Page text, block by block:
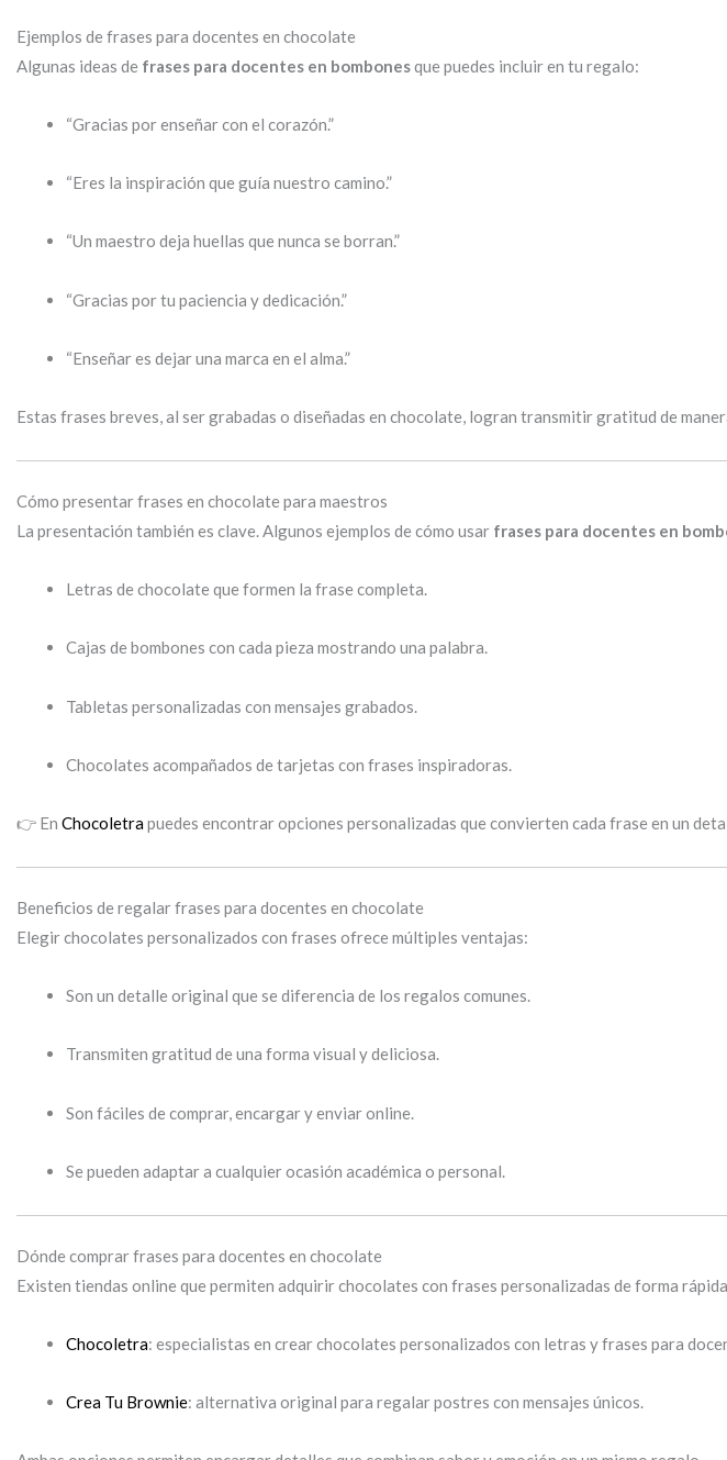
Ejemplos de frases para docentes en chocolate
Algunas ideas de frases para docentes en bombonesque puedes incluir en tu regalo:
“Gracias por enseñar con el corazón.”
“Eres la inspiración que guía nuestro camino.”
“Un maestro deja huellas que nunca se borran.”
“Gracias por tu paciencia y dedicación.”
“Enseñar es dejar una marca en el alma.”
Estas frases breves, al ser grabadas o diseñadas en chocolate, logran transmitir gratitud de
Cómo presentar frases en chocolate para maestros
La presentación también es clave. Algunos ejemplos de cómo usar frases para docentes en
Letras de chocolate que formen la frase completa.
Cajas de bombones con cada pieza mostrando una palabra.
Tabletas personalizadas con mensajes grabados.
Chocolates acompañados de tarjetas con frases inspiradoras.
👉 En Chocoletrapuedes encontrar opciones personalizadas que convierten cada frase en un
Beneficios de regalar frases para docentes en chocolate
Elegir chocolates personalizados con frases ofrece múltiples ventajas:
Son un detalle original que se diferencia de los regalos comunes.
Transmiten gratitud de una forma visual y deliciosa.
Son fáciles de comprar, encargar y enviar online.
Se pueden adaptar a cualquier ocasión académica o personal.
Dónde comprar frases para docentes en chocolate
Existen tiendas online que permiten adquirir chocolates con frases personalizadas de forma
Chocoletra: especialistas en crear chocolates personalizados con letras y frases para
Crea Tu Brownie: alternativa original para regalar postres con mensajes únicos.